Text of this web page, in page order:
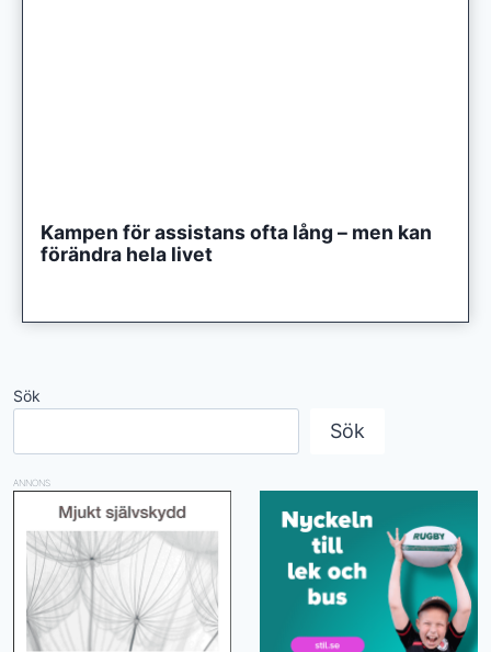
Kampen för assistans ofta lång – men kan
förändra hela livet
Sök
Sök
ANNONS